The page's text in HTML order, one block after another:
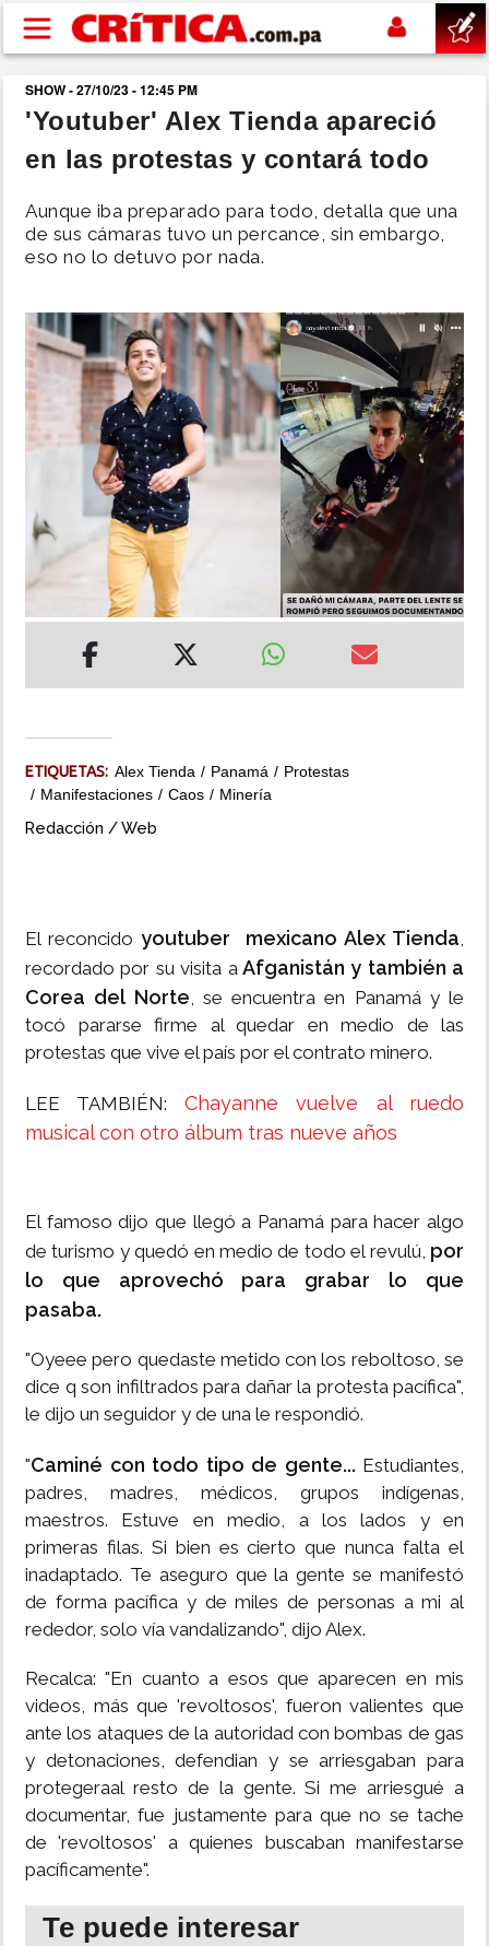
Pasar al contenido principal
buscar
SUCESOS
NACIONAL
SHOW
DEPORTES
INSÓLITAS
MULTIMEDIA
IMPRESO
SHOW - 27/10/23 - 12:45 PM
'Youtuber' Alex Tienda apareció
en las protestas y contará todo
Aunque iba preparado para todo, detalla que una
de sus cámaras tuvo un percance, sin embargo,
eso no lo detuvo por nada.
ETIQUETAS: Alex Tienda Panamá
Protestas
Manifestaciones
Caos Minería
Redacción / Web
El reconcido youtuber mexicano Alex Tienda,
recordado por su visita aAfganistán y también a
Corea del Norte, se encuentra en Panamá y le
tocó pararse firme al quedar en medio de las
protestas que vive el país por el contrato minero.
LEE TAMBIÉN: Chayanne vuelve al ruedo
musical con otro álbum tras nueve años
El famoso dijo que llegó a Panamá para hacer algo
de turismo y quedó en medio de todo el revulú, por
lo que aprovechó para grabar lo que
pasaba.
"Oyeee pero quedaste metido con los reboltoso, se
dice q son infiltrados para dañar la protesta pacífica",
le dijo un seguidor y de una le respondió.
"Caminé con todo tipo de gente... Estudiantes,
padres, madres, médicos, grupos indígenas,
maestros. Estuve en medio, a los lados y en
primeras filas. Si bien es cierto que nunca falta el
inadaptado. Te aseguro que la gente se manifestó
de forma pacífica y de miles de personas a mi al
rededor, solo vía vandalizando", dijo Alex.
Recalca: "En cuanto a esos que aparecen en mis
videos, más que 'revoltosos', fueron valientes que
ante los ataques de la autoridad con bombas de gas
y detonaciones, defendian y se arriesgaban para
protegeraal resto de la gente. Si me arriesgué a
documentar, fue justamente para que no se tache
de 'revoltosos' a quienes buscaban manifestarse
pacíficamente".
Te puede interesar